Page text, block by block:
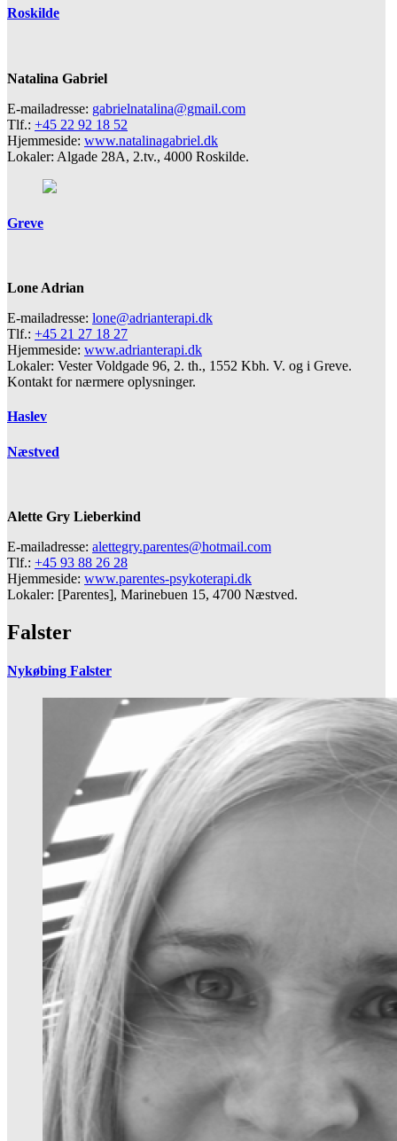
Roskilde
Natalina Gabriel
E-mailadresse: gabrielnatalina@gmail.com
Tlf.: +45 22 92 18 52
Hjemmeside: www.natalinagabriel.dk
Lokaler: Algade 28A, 2.tv., 4000 Roskilde.
Greve
Lone Adrian
E-mailadresse: lone@adrianterapi.dk
Tlf.: +45 21 27 18 27
Hjemmeside: www.adrianterapi.dk
Lokaler: Vester Voldgade 96, 2. th., 1552 Kbh. V. og i Greve.
Kontakt for nærmere oplysninger.
Haslev
Næstved
Alette Gry Lieberkind
E-mailadresse: alettegry.parentes@hotmail.com
Tlf.: +45 93 88 26 28
Hjemmeside: www.parentes-psykoterapi.dk
Lokaler: [Parentes], Marinebuen 15, 4700 Næstved.
Falster
Nykøbing Falster